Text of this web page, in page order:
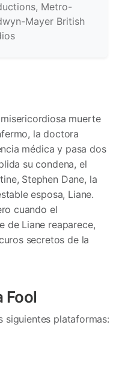
Metro-
Mayer British
muerte
la doctora
médica y pasa dos
su condena, el
Stephen Dane, la
esposa, Liane.
cuando el
de Liane reaparece,
secretos de la
Fool
siguientes plataformas: